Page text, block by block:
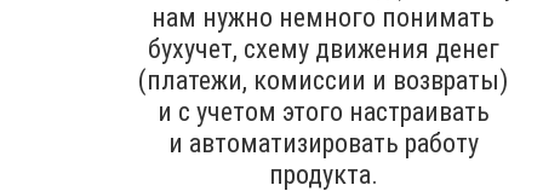
нам нужно немного понимать
бухучет, схему движения денег
(платежи, комиссии и возвраты)
и с учетом этого настраивать
и автоматизировать работу
продукта.